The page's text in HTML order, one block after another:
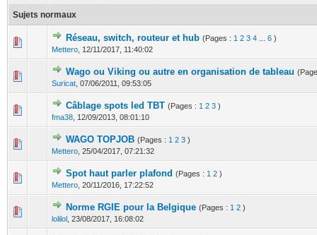
Sujets normaux
Réseau, switch, routeur et hub (Pages : 1 2 3 4 6 )
Mettero 12/11/2017, 11:40:02
0 Votes - 0 sur 5 en moyenne
1234 5
Wago ou Viking ou autre en organisation de tableau
Suricat 07/06/2011, 09:53:05
0 Votes - 0 sur 5 en moyenne
1 2345
Câblage spots led TBT (Pages : 1 2 3 )
fma38 12/09/2013, 08:01:10
0 Votes - 0 sur 5 en moyenne
1 23 45
WAGO TOPJOB (Pages : 1 2 3 )
Mettero 25/04/2017, 07:21:32
1 Votes - 5 sur 5 en moyenne
123 4 5
Spot haut parler plafond (Pages : 1 2 )
Mettero 20/11/2016, 17:22:52
0 Votes - 0 sur 5 en moyenne
12345
Norme RGIE pour la Belgique (Pages : 1 2 )
lolilol 23/08/2017, 16:08:02
0 Votes - 0 sur 5 en moyenne
12 345